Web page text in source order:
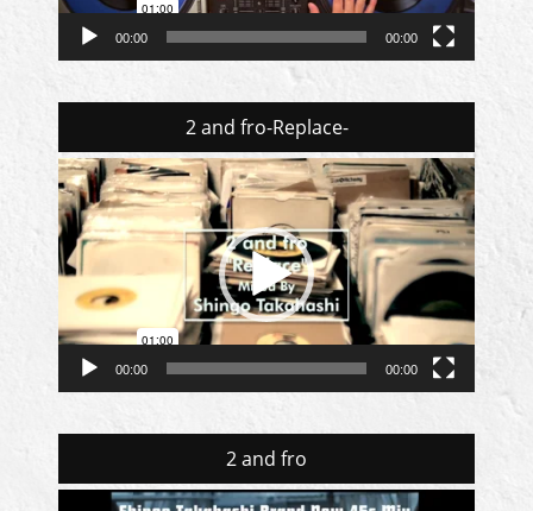
00:00 00:00
2 and fro-Replace-
動
画
プ
レ
ー
00:00 00:00
2 and fro